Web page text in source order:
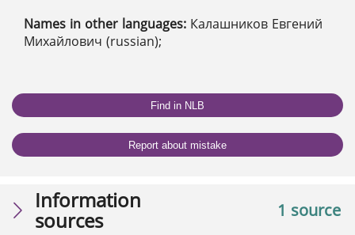
Names in other languages: Калашников Евгений
Михайлович (russian);
Find in NLB
Report about mistake
1 source
Information
sources